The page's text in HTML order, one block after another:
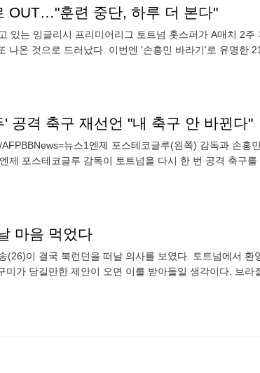
OUT…"훈련 중단, 하루 더 본다"
있는 잉글리시 프리미어리그 토트넘 홋스퍼가 A매치 2주
온 것으로 드러났다. 이번엔 '손흥민 바라기'로 유명한 21
공격 축구 재선언 "내 축구 안 바뀐다"
뉴스1엔제 포스테코글루(왼쪽) 감독과 손흥민.
포스테코글루 감독이 토트넘을 다시 한 번 공격 축구를
마음 먹었다
이 결국 북런던을 떠날 의사를 보였다. 토트넘에서 환
가 당길만한 제안이 오면 이를 받아들일 생각이다. 브라